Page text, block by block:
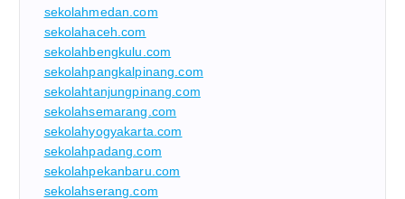
sekolahmedan.com
sekolahaceh.com
sekolahbengkulu.com
sekolahpangkalpinang.com
sekolahtanjungpinang.com
sekolahsemarang.com
sekolahyogyakarta.com
sekolahpadang.com
sekolahpekanbaru.com
sekolahserang.com